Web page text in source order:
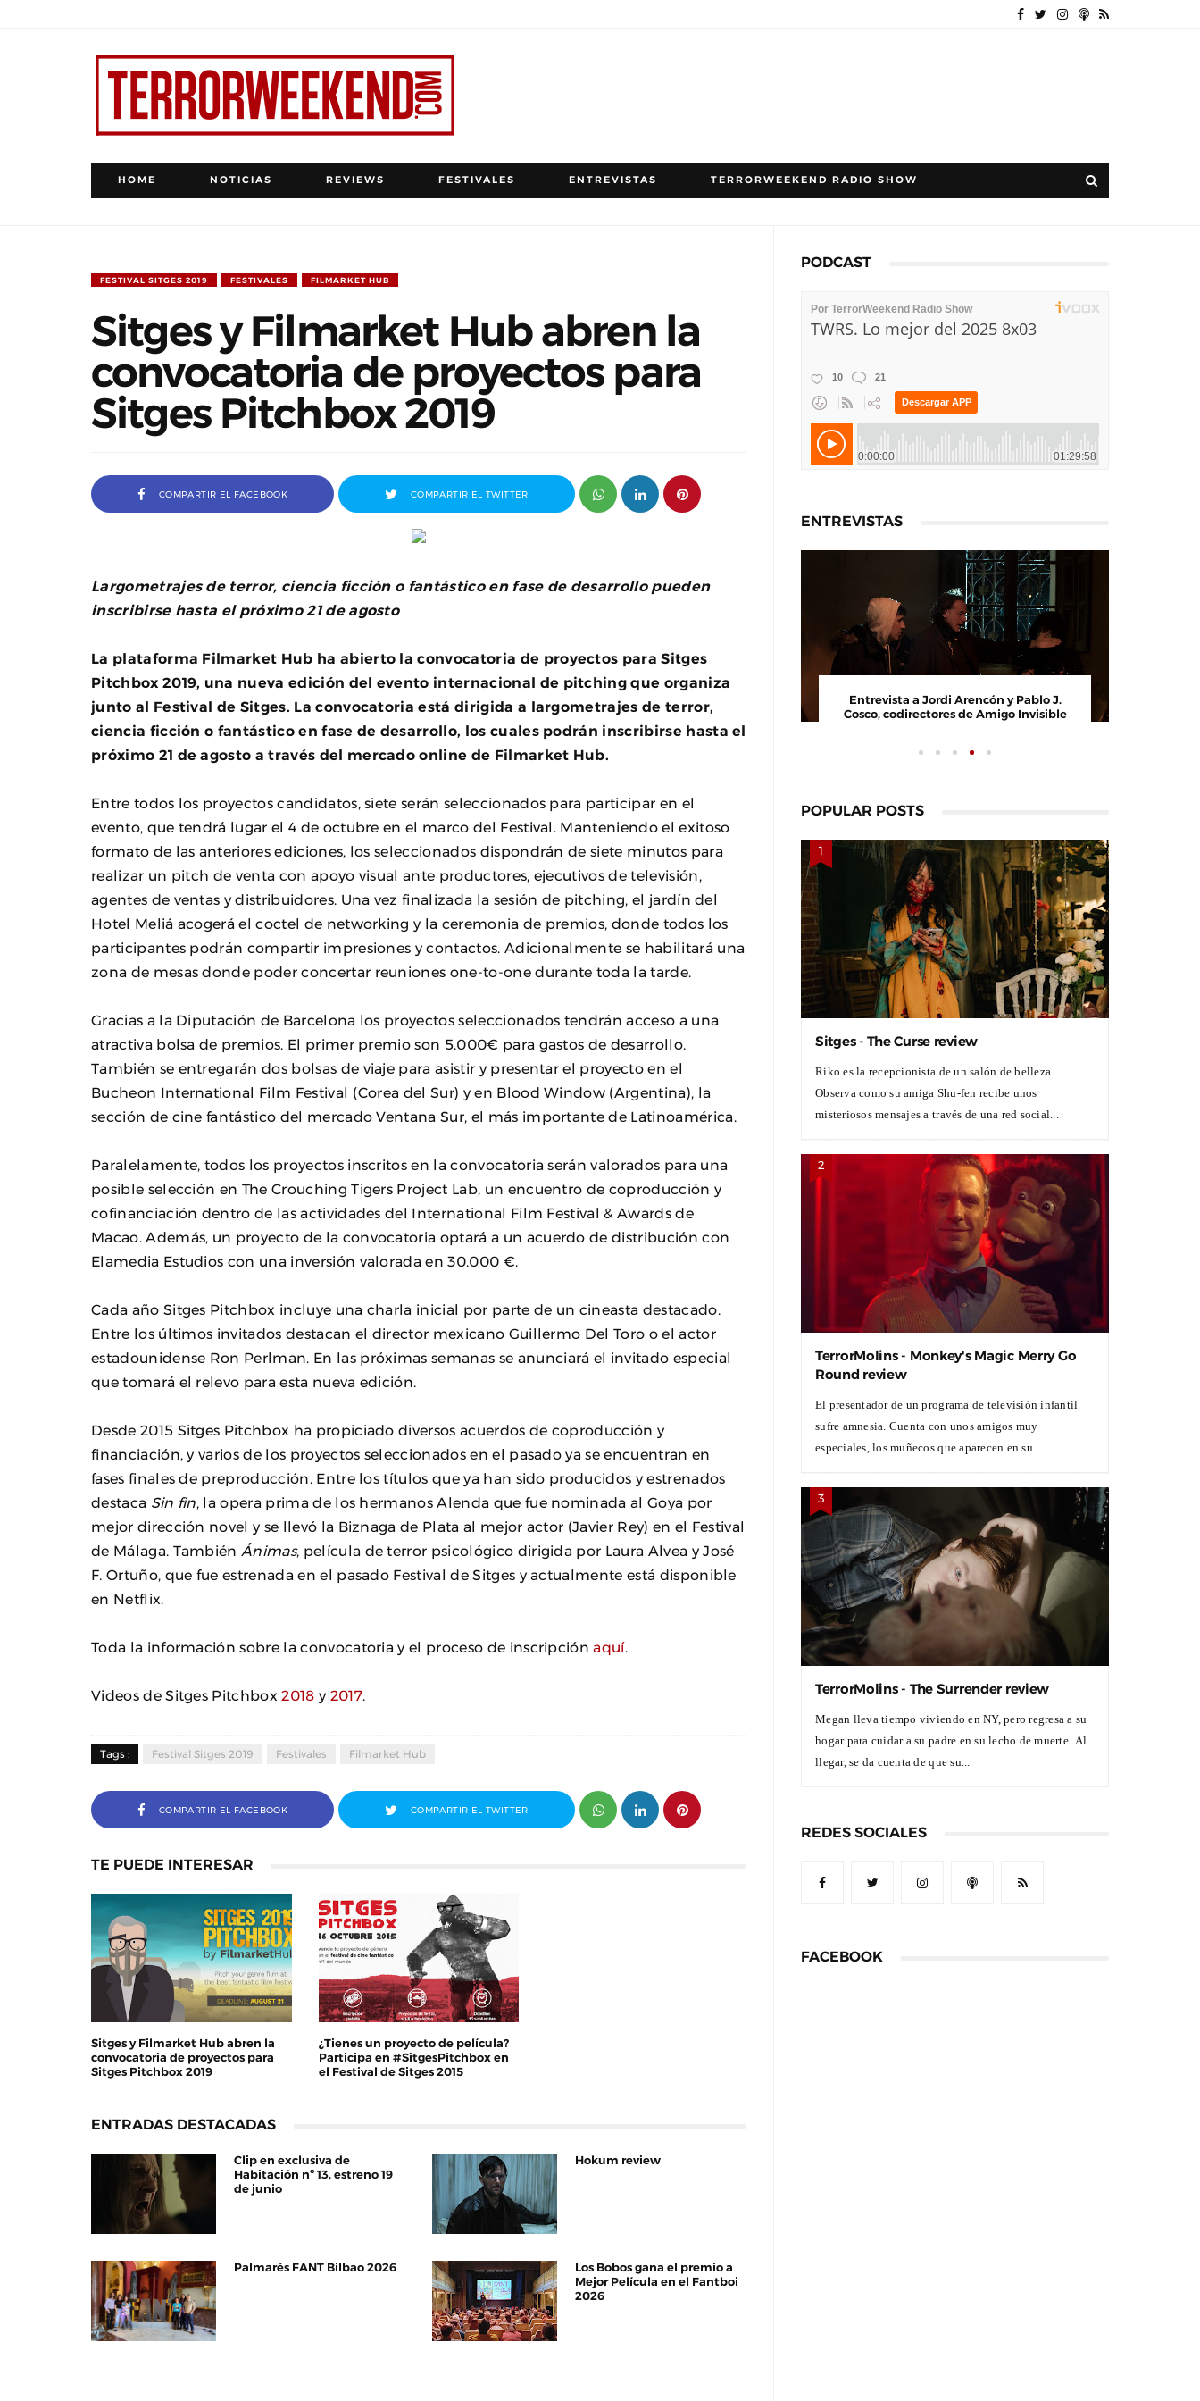
HOME NOTICIAS REVIEWS FESTIVALES ENTREVISTAS TERRORWEEKEND RADIO SHOW
FESTIVAL SITGES 2019 FESTIVALES FILMARKET HUB
Sitges y Filmarket Hub abren la
convocatoria de proyectos para
Sitges Pitchbox 2019
COMPARTIR EL FACEBOOK COMPARTIR EL TWITTER
Largometrajes de terror, ciencia ficción o fantástico en fase de desarrollo pueden
inscribirse hasta el próximo 21 de agosto
La plataforma Filmarket Hub ha abierto la convocatoria de proyectos para Sitges
Pitchbox 2019, una nueva edición del evento internacional de pitching que organiza
junto al Festival de Sitges. La convocatoria está dirigida a largometrajes de terror,
ciencia ficción o fantástico en fase de desarrollo, los cuales podrán inscribirse hasta el
próximo 21 de agosto a través del mercado online de Filmarket Hub.
Entre todos los proyectos candidatos, siete serán seleccionados para participar en el
evento, que tendrá lugar el 4 de octubre en el marco del Festival. Manteniendo el exitoso
formato de las anteriores ediciones, los seleccionados dispondrán de siete minutos para
realizar un pitch de venta con apoyo visual ante productores, ejecutivos de televisión,
agentes de ventas y distribuidores. Una vez finalizada la sesión de pitching, el jardín del
Hotel Meliá acogerá el coctel de networking y la ceremonia de premios, donde todos los
participantes podrán compartir impresiones y contactos. Adicionalmente se habilitará una
zona de mesas donde poder concertar reuniones one-to-one durante toda la tarde.
Gracias a la Diputación de Barcelona los proyectos seleccionados tendrán acceso a una
atractiva bolsa de premios. El primer premio son 5.000€ para gastos de desarrollo.
También se entregarán dos bolsas de viaje para asistir y presentar el proyecto en el
Bucheon International Film Festival (Corea del Sur) y en Blood Window (Argentina), la
sección de cine fantástico del mercado Ventana Sur, el más importante de Latinoamérica.
Paralelamente, todos los proyectos inscritos en la convocatoria serán valorados para una
posible selección en The Crouching Tigers Project Lab, un encuentro de coproducción y
cofinanciación dentro de las actividades del International Film Festival & Awards de
Macao. Además, un proyecto de la convocatoria optará a un acuerdo de distribución con
Elamedia Estudios con una inversión valorada en 30.000 €.
Cada año Sitges Pitchbox incluye una charla inicial por parte de un cineasta destacado.
Entre los últimos invitados destacan el director mexicano Guillermo Del Toro o el actor
estadounidense Ron Perlman. En las próximas semanas se anunciará el invitado especial
que tomará el relevo para esta nueva edición.
Desde 2015 Sitges Pitchbox ha propiciado diversos acuerdos de coproducción y
financiación, y varios de los proyectos seleccionados en el pasado ya se encuentran en
fases finales de preproducción. Entre los títulos que ya han sido producidos y estrenados
destaca Sin fin , la opera prima de los hermanos Alenda que fue nominada al Goya por
mejor dirección novel y se llevó la Biznaga de Plata al mejor actor (Javier Rey) en el Festival
de Málaga. También Ánimas, película de terror psicológico dirigida por Laura Alvea y José
F. Ortuño, que fue estrenada en el pasado Festival de Sitges y actualmente está disponible
en Netflix.
Toda la información sobre la convocatoria y el proceso de inscripciónaquí.
Videos de Sitges Pitchbox2018 y 2017.
Tags : Festival Sitges 2019 Festivales Filmarket Hub
COMPARTIR EL FACEBOOK COMPARTIR EL TWITTER
TE PUEDE INTERESAR
Sitges y Filmarket Hub abren la
convocatoria de proyectos para
Sitges Pitchbox 2019
¿Tienes un proyecto de película?
Participa en #SitgesPitchbox en
el Festival de Sitges 2015
ENTRADAS DESTACADAS
Clip en exclusiva de
Habitación nº 13, estreno 19
de junio
Hokum review
Palmarés FANT Bilbao 2026
Los Bobos gana el premio a
Mejor Película en el Fantboi
2026
PODCAST
ENTREVISTAS
Entrevista a Jordi Arencón y Pablo J.
Cosco, codirectores de Amigo Invisible
Entrevista a Paco Arasanz, director y
guionista de Nos Veremos Esta Noche,
Mi Amor
Entrevista a Javier Rueda, organizador
del Madd Film Market
Baquero, premio
el Sombra Madrid 2026
POPULAR POSTS
Sitges - The Curse review
Riko es la recepcionista de un salón de belleza.
Observa como su amiga Shu-fen recibe unos
misteriosos mensajes a través de una red social...
TerrorMolins - Monkey's Magic Merry Go
Round review
El presentador de un programa de televisión infantil
sufre amnesia. Cuenta con unos amigos muy
especiales, los muñecos que aparecen en su ...
TerrorMolins - The Surrender review
Megan lleva tiempo viviendo en NY, pero regresa a su
hogar para cuidar a su padre en su lecho de muerte. Al
llegar, se da cuenta de que su...
REDES SOCIALES
FACEBOOK